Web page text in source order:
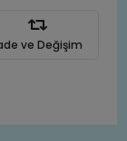
ve Değişim